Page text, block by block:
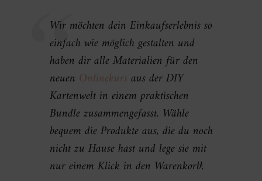
Wir möchten dein Einkaufserlebnis so
einfach wie möglich gestalten und
haben dir alle Materialien für den
neuen Onlinekurs aus der DIY
Kartenwelt in einem praktischen
Bundle zusammengefasst. Wähle
bequem die Produkte aus, die du noch
nicht zu Hause hast und lege sie mit
nur einem Klick in den Warenkorb!